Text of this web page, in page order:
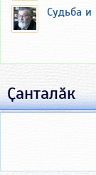
Судьба и
Ҫанталӑк